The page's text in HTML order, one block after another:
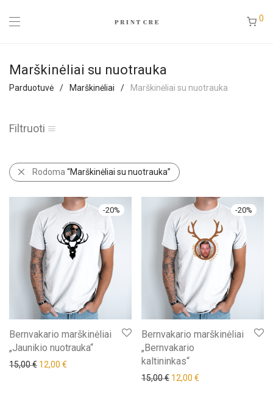
0
Marškinėliai su nuotrauka
Parduotuvė / Marškinėliai / Marškinėliai su nuotrauka
Filtruoti
Rodoma “Marškinėliai su nuotrauka”
-20%
Bernvakario marškinėliai
„Jaunikio nuotrauka“
15,00€ Original price was: 15,00 €.
12,00 € Current price is: 12,00 €.
-20%
Bernvakario marškinėliai
„Bernvakario
kaltininkas“
15,00€ Original price was: 15,00 €.
12,00 €